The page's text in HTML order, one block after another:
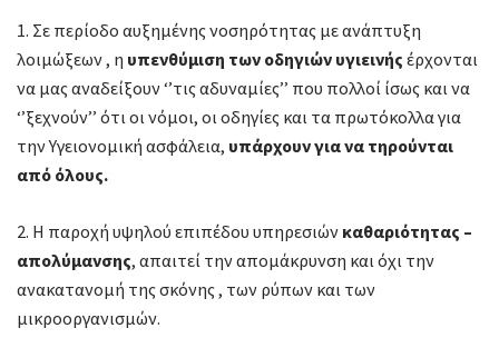
1. Σε περίοδο αυξημένης νοσηρότητας με ανάπτυξη
λοιμώξεων , η υπενθύμιση των οδηγιών υγιεινής έρχονται
να μας αναδείξουν ‘’τις αδυναμίες’’ που πολλοί ίσως και να
‘’ξεχνούν’’ ότι οι νόμοι, οι οδηγίες και τα πρωτόκολλα για
την Υγειονομική ασφάλεια, υπάρχουν για να τηρούνται
από όλους.
2. H παροχή υψηλού επιπέδου υπηρεσιώνκαθαριότητας –
απολύμανσης, απαιτεί την απομάκρυνση και όχι την
ανακατανομή της σκόνης , των ρύπων και των
μικροοργανισμών.